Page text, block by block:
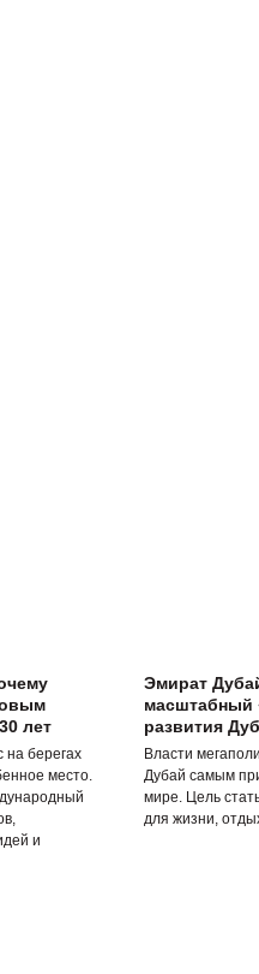
лет
на берегах
место.
и
Эмират
масштабный
развития
Власти
Дубай самым
мире. Цель
для жизни,